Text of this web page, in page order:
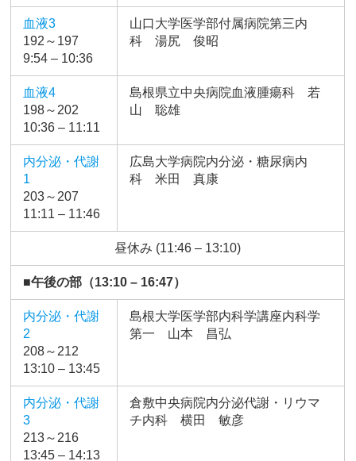
血液3
192～197
9:54 – 10:36
山口大学医学部付属病院第三内
科 湯尻 俊昭
血液4
198～202
10:36 – 11:11
島根県立中央病院血液腫瘍科 若
山 聡雄
内分泌・代謝
1
203～207
11:11 – 11:46
広島大学病院内分泌・糖尿病内
科 米田 真康
昼休み (11:46 – 13:10)
■午後の部（13:10 – 16:47）
内分泌・代謝
2
208～212
13:10 – 13:45
島根大学医学部内科学講座内科学
第一 山本 昌弘
内分泌・代謝
3
213～216
13:45 – 14:13
倉敷中央病院内分泌代謝・リウマ
チ内科 横田 敏彦